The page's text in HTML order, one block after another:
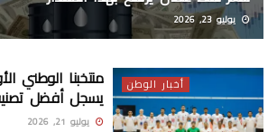
يوليو 23, 2026
أخبار الوطن منتخبنا الوطني
يسجل أفضل
يوليو 21, 2026